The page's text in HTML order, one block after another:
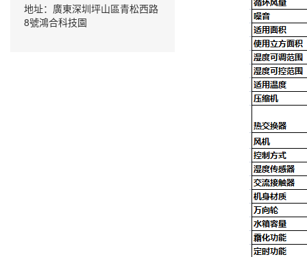
地址：廣東深圳坪山區青松西路
8號鴻合科技園